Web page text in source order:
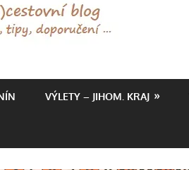
VÝLETY – JIHOM. KRAJ